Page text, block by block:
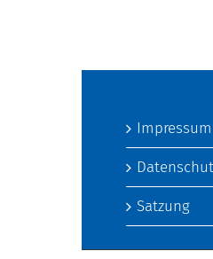
Impressum
Satzung